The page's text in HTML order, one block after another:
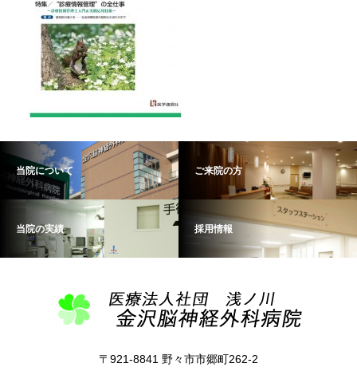
当院について ご来院の方
当院の実績 採用情報
〒921-8841 野々市市郷町262-2